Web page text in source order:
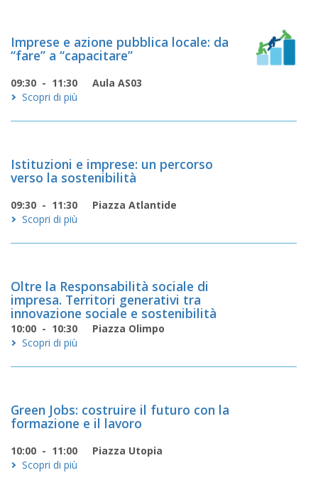
Imprese e azione pubblica locale: da
“fare” a “capacitare”
09:30 - 11:30
Aula AS03
Scopri di più
Istituzioni e imprese: un percorso
verso la sostenibilità
09:30 - 11:30
Piazza Atlantide
Scopri di più
Oltre la Responsabilità sociale di
impresa. Territori generativi tra
innovazione sociale e sostenibilità
10:00 - 10:30
Piazza Olimpo
Scopri di più
Green Jobs: costruire il futuro con la
formazione e il lavoro
10:00 - 11:00
Piazza Utopia
Scopri di più